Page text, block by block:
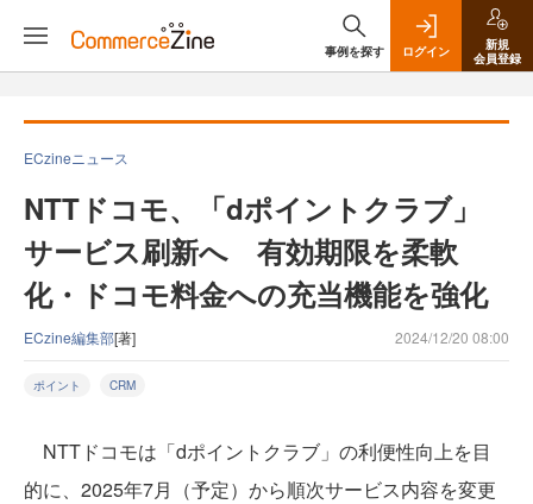
事例を探す ログイン
新規
会員登録
ECzineニュース
NTTドコモ、「dポイントクラブ」
サービス刷新へ 有効期限を柔軟
化・ドコモ料金への充当機能を強化
ECzine編集部[著] 2024/12/20 08:00
ポイント CRM
NTTドコモは「dポイントクラブ」の利便性向上を目
的に、2025年7月（予定）から順次サービス内容を変更